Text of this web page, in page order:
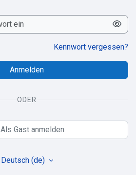
Kennwort vergessen?
Anmelden
ODER
Als Gast anmelden
Deutsch ‎(de)‎